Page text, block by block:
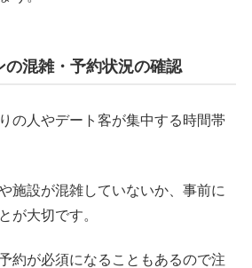
の混雑・予約状況の確認
の人やデート客が集中する時間帯
施設が混雑していないか、事前に
が大切です。
約が必須になることもあるので注